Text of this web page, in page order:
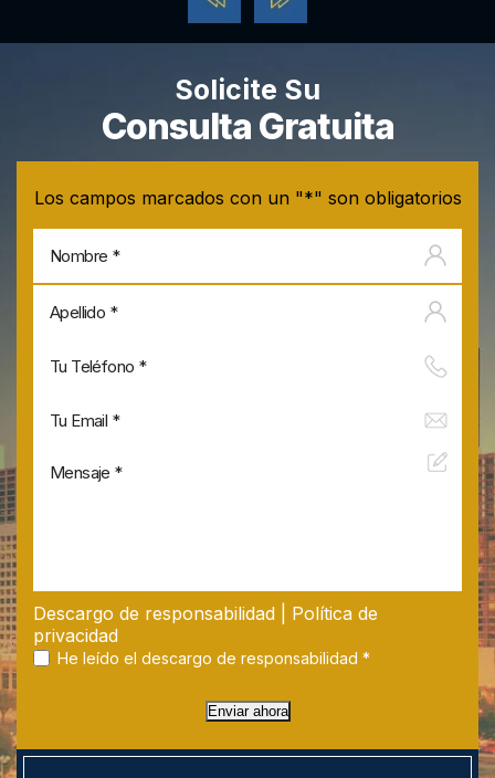
Solicite Su
Consulta Gratuita
Los campos marcados con un "*" son obligatorios
Descargo de responsabilidad
Política de
privacidad
He leído el descargo de responsabilidad *
Enviar ahora